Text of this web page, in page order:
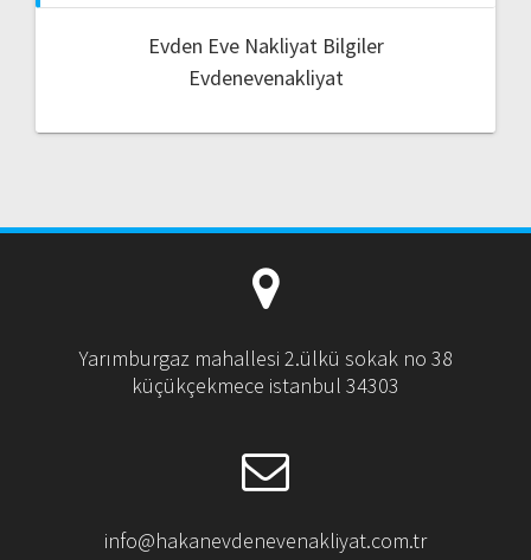
Evden Eve Nakliyat Bilgiler
Evdenevenakliyat
Yarımburgaz mahallesi 2.ülkü sokak no 38
küçükçekmece istanbul 34303
info@hakanevdenevenakliyat.com.tr